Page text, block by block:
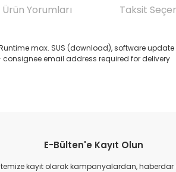
Ürün Yorumları Taksit
Runtime max. SUS (download), software
email address required for delivery
veya görüntülenemiyor.
bilgiler bulunuyor.
E-Bülten'e Kayıt Olun
kayıt olarak kampanyalardan, haberdar